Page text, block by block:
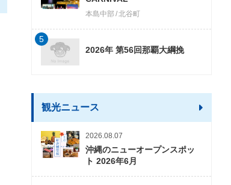
本島中部 北谷町
2026年 第56回那覇大綱挽
5
観光ニュース
2026.08.07
沖縄のニューオープンスポッ
ト 2026年6月